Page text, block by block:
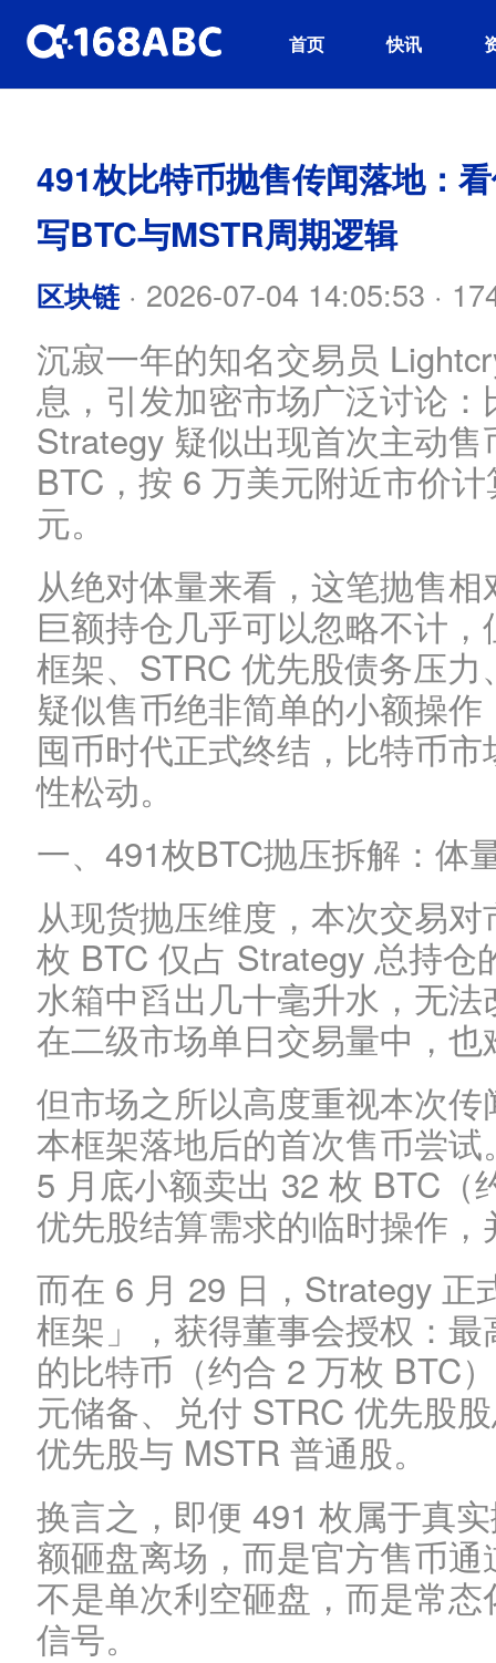
首页 快讯
491枚比特币抛售传闻落地：
写BTC与MSTR周期逻辑
区块链 · 2026-07-04 14:05:53 ·
沉寂一年的知名交易员
息，引发加密市场广泛讨论
Strategy 疑似出现首次主动
BTC，按 6 万美元附近市价
元。
从绝对体量来看，这笔抛售
巨额持仓几乎可以忽略不计
框架、STRC 优先股债务压
疑似售币绝非简单的小额操
囤币时代正式终结，比特币
性松动。
一、491枚BTC抛压拆解：体
从现货抛压维度，本次交易
枚 BTC 仅占 Strategy 总持
水箱中舀出几十毫升水，无
在二级市场单日交易量中，
但市场之所以高度重视本次
本框架落地后的首次售币尝
5 月底小额卖出 32 枚 BTC（
优先股结算需求的临时操作
而在 6 月 29 日，Strategy 正
框架」，获得董事会授权：
的比特币（约合 2 万枚 BTC
元储备、兑付 STRC 优先股
优先股与 MSTR 普通股。
换言之，即便 491 枚属于真
额砸盘离场，而是官方售币通
不是单次利空砸盘，而是常
信号。